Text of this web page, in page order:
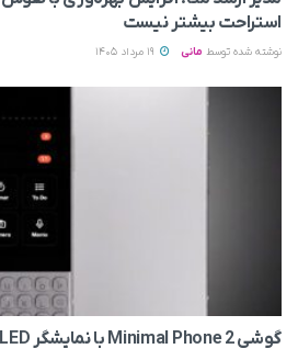
استراحت بیشتر نیست
نوشته شده توسط مانی
گوشی Minimal Phone 2 با نمایشگر OLED معرفی شد